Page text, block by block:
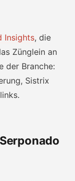
Insights, die
Zünglein an
der Branche:
Sistrix